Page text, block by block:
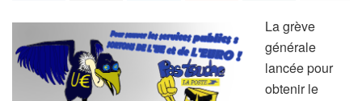
La grève
générale
lancée pour
obtenir le